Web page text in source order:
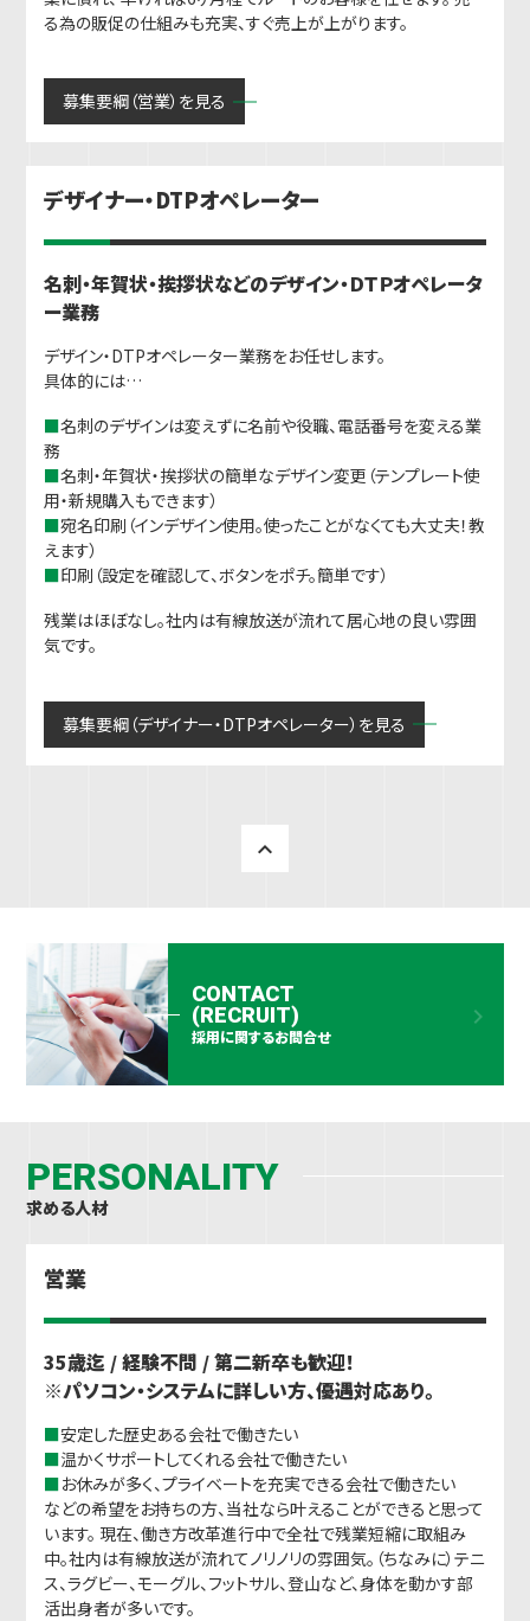
る為の販促の仕組みも充実、すぐ売上が上がります。
募集要綱（営業）を見る
デザイナー・DTPオペレーター
名刺・年賀状・挨拶状などのデザイン・ＤＴＰオペレータ
ー業務
デザイン・DTPオペレーター業務をお任せします。
具体的には…
■名刺のデザインは変えずに名前や役職、電話番号を変える業
務
■名刺・年賀状・挨拶状の簡単なデザイン変更（テンプレート使
用・新規購入もできます）
■宛名印刷（インデザイン使用。使ったことがなくても大丈夫！教
えます）
■印刷（設定を確認して、ボタンをポチ。簡単です）
残業はほぼなし。社内は有線放送が流れて居心地の良い雰囲
気です。
募集要綱（デザイナー・DTPオペレーター）を見る
keyboard_arrow_up
CONTACT
(RECRUIT)
採用に関するお問合せ
keyboard_arrow_right
PERSONALITY
求める人材
営業
35歳迄 / 経験不問 / 第二新卒も歓迎！
※パソコン・システムに詳しい方、優遇対応あり。
■安定した歴史ある会社で働きたい
■温かくサポートしてくれる会社で働きたい
■お休みが多く、プライベートを充実できる会社で働きたい
などの希望をお持ちの方、当社なら叶えることができると思って
います。 現在、働き方改革進行中で全社で残業短縮に取組み
中。社内は有線放送が流れてノリノリの雰囲気。（ちなみに）テニ
ス、ラグビー、モーグル、フットサル、登山など、身体を動かす部
活出身者が多いです。